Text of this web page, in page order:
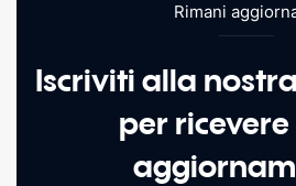
Rimani
Iscriviti alla
per